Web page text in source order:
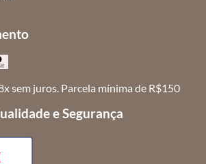
sem juros. Parcela mínima de R$150
e Segurança